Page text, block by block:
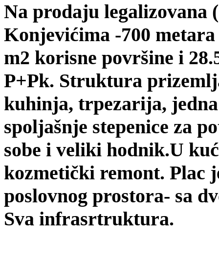
Na prodaju legalizovana
Konjevićima -700
m2 korisne površine i
P+Pk. Struktura
kuhinja, trpezarija,
spoljašnje stepenice za
sobe i veliki hodnik.U
kozmetički remont. Plac
poslovnog prostora- sa
Sva infrasrtruktura.